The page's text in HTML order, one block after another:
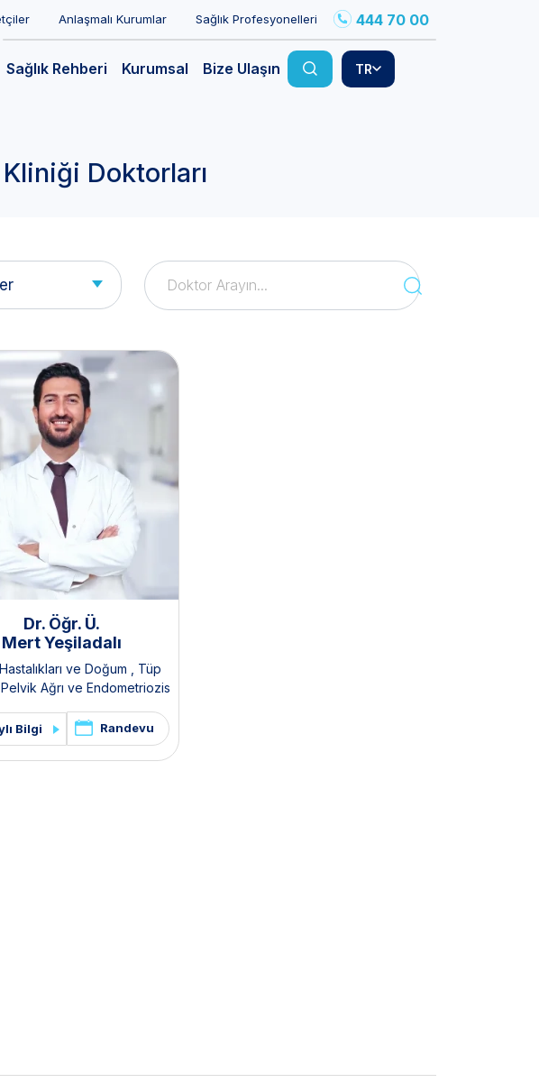
Anlaşmalı Kurumlar Sağlık Profesyonelleri 444 70 00
Sağlık Rehberi Kurumsal Bize Ulaşın TR
Doktorları
Dr. Öğr. Ü.
Mert Yeşiladalı
ve Doğum
Tüp
Pelvik Ağrı ve Endometriozis
ve Hirsutizm Kliniği
Bilgi Randevu